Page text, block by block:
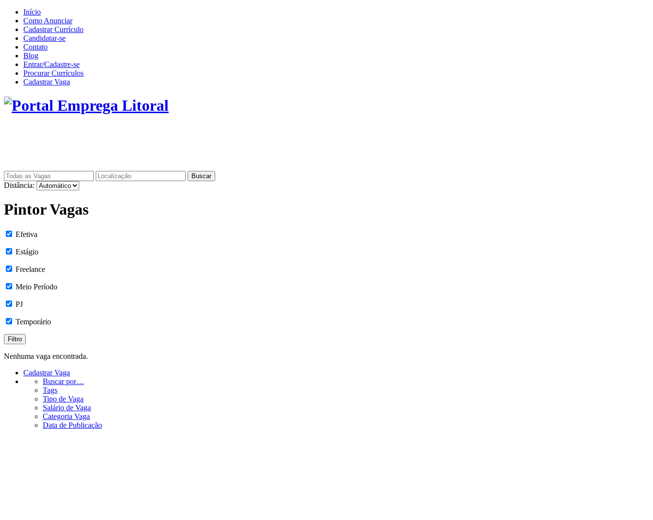
Início
Como Anunciar
Cadastrar Currículo
Candidatar-se
Contato
Blog
Entrar/Cadastre-se
Procurar Currículos
Cadastrar Vaga
Buscar
Distância:
Pintor Vagas
Efetiva
Estágio
Freelance
Meio Período
PJ
Temporário
Nenhuma vaga encontrada.
Cadastrar Vaga
Buscar por…
Tags
Tipo de Vaga
Salário de Vaga
Categoria Vaga
Data de Publicação